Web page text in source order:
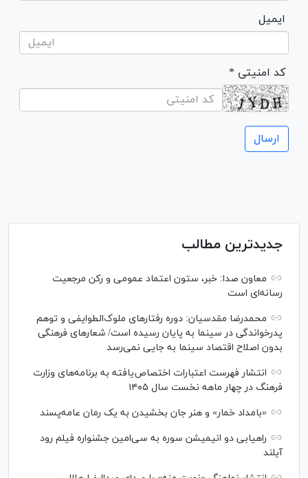
ایمیل
* کد امنیتی
جدیدترین مطالب
معاون صدا: خبر، ستون اعتماد عمومی و رکن مرجعیت
رسانه‌ای است
محمدرضا مقدسیان: دوره رفتارهای ملوک‌الطوایفی و توهم
پدرخواندگی در سینما به پایان رسیده است/ شعارهای فرهنگی
بدون اصلاح اقتصاد سینما به جایی نمی‌رسد
انتشار فهرست اعتبارات اختصاص‌یافته به برنامه‌های وزارت
فرهنگ در چهار ماهه نخست سال ۱۴۰۵
«بامداد خمار» و هنر جان بخشیدن به یک رمان عامه‌پسند
راهیابی دو انیمیشن سوره به سی‌امین جشنواره فیلم رود
آیلند